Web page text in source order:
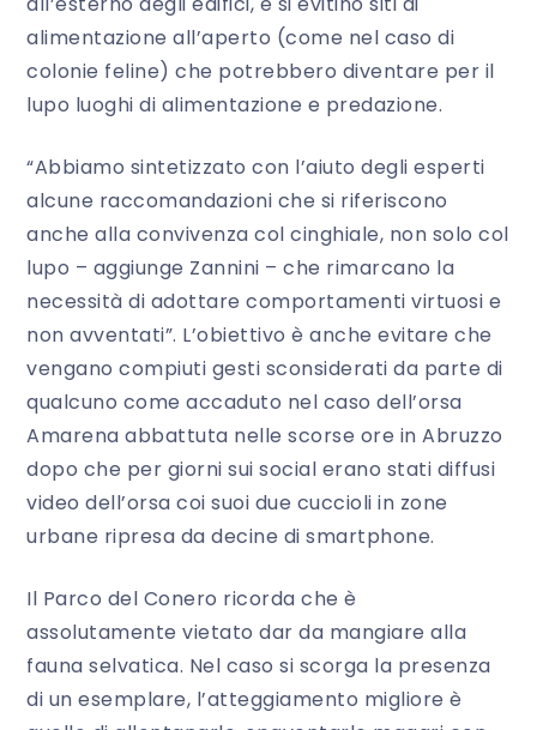
alimentazione all’aperto (come nel caso di
colonie feline) che potrebbero diventare per il
lupo luoghi di alimentazione e predazione.
“Abbiamo sintetizzato con l’aiuto degli esperti
alcune raccomandazioni che si riferiscono
anche alla convivenza col cinghiale, non solo col
lupo – aggiunge Zannini – che rimarcano la
necessità di adottare comportamenti virtuosi e
non avventati”. L’obiettivo è anche evitare che
vengano compiuti gesti sconsiderati da parte di
qualcuno come accaduto nel caso dell’orsa
Amarena abbattuta nelle scorse ore in Abruzzo
dopo che per giorni sui social erano stati diffusi
video dell’orsa coi suoi due cuccioli in zone
urbane ripresa da decine di smartphone.
Il Parco del Conero ricorda che è
assolutamente vietato dar da mangiare alla
fauna selvatica. Nel caso si scorga la presenza
di un esemplare, l’atteggiamento migliore è